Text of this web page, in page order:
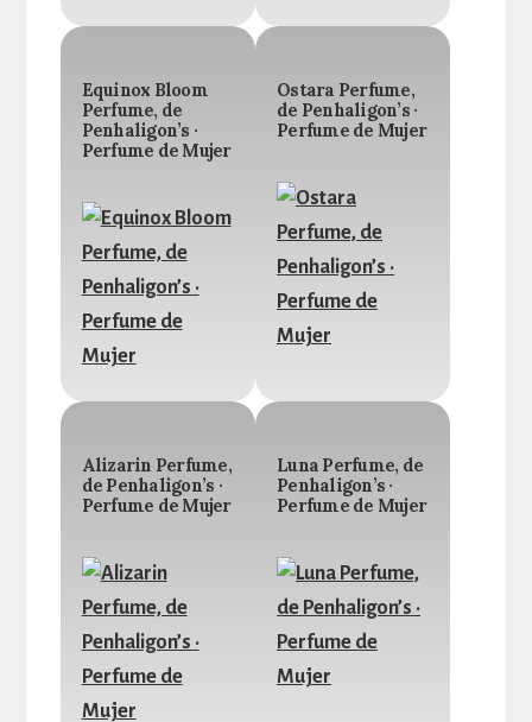
Equinox Bloom
Perfume, de
Penhaligon’s ·
Perfume de Mujer
Ostara Perfume,
de Penhaligon’s ·
Perfume de Mujer
Alizarin Perfume,
de Penhaligon’s ·
Perfume de Mujer
Luna Perfume, de
Penhaligon’s ·
Perfume de Mujer